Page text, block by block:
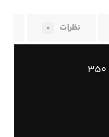
نظرات ۰